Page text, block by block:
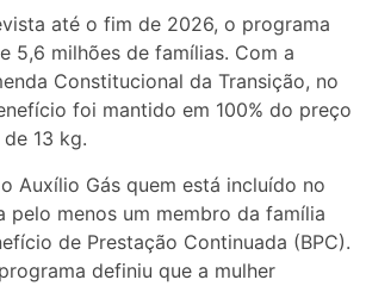
até o fim de 2026, o programa
5,6 milhões de famílias. Com a
Constitucional da Transição, no
foi mantido em 100% do preço
13 kg.
Auxílio Gás quem está incluído no
pelo menos um membro da família
de Prestação Continuada (BPC).
definiu que a mulher